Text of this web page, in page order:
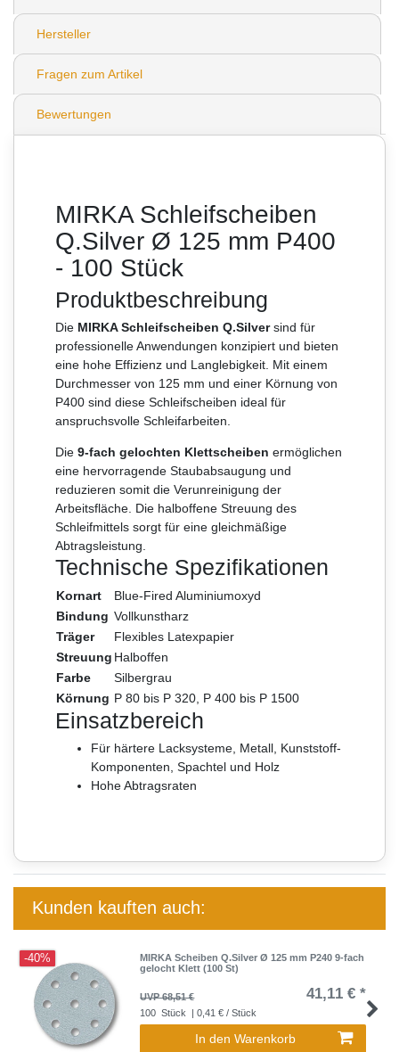
Hersteller
Fragen zum Artikel
Bewertungen
MIRKA Schleifscheiben
Q.Silver Ø 125 mm P400
- 100 Stück
Produktbeschreibung
Die MIRKA Schleifscheiben Q.Silversind für
professionelle Anwendungen konzipiert und bieten
eine hohe Effizienz und Langlebigkeit. Mit einem
Durchmesser von 125 mm und einer Körnung von
P400 sind diese Schleifscheiben ideal für
anspruchsvolle Schleifarbeiten.
Die 9-fach gelochten Klettscheiben ermöglichen
eine hervorragende Staubabsaugung und
reduzieren somit die Verunreinigung der
Arbeitsfläche. Die halboffene Streuung des
Schleifmittels sorgt für eine gleichmäßige
Abtragsleistung.
Technische Spezifikationen
Kornart
Blue-Fired Aluminiumoxyd
Bindung Vollkunstharz
Träger
Flexibles Latexpapier
Streuung Halboffen
Farbe
Silbergrau
Körnung P 80 bis P 320, P 400 bis P 1500
Einsatzbereich
Für härtere Lacksysteme, Metall, Kunststoff-
Komponenten, Spachtel und Holz
Hohe Abtragsraten
Kunden kauften auch:
-40%
MIRKA Scheiben Q.Silver Ø 125 mm P240 9-fach
gelocht Klett (100 St)
UVP 68,51 € 41,11 € *
100 Stück | 0,41 € / Stück
In den Warenkorb